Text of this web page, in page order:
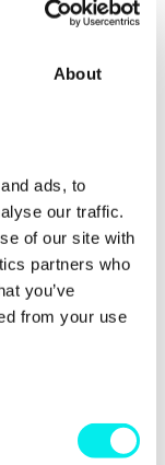
About
ads, to
our traffic.
of our site with
partners who
you’ve
from your use
livechatt
i
går också
CRM:et och
objects